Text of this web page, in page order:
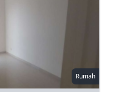
Rumah